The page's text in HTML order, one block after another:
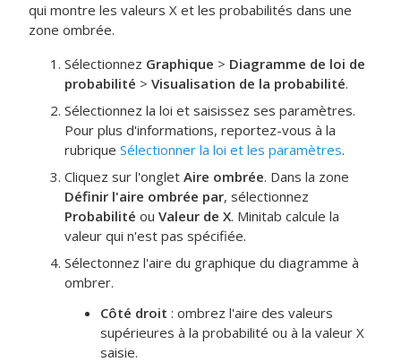
qui montre les valeurs X et les probabilités dans une
zone ombrée.
Sélectionnez Graphique > Diagramme de loi de
probabilité > Visualisation de la probabilité.
Sélectionnez la loi et saisissez ses paramètres.
Pour plus d'informations, reportez-vous à la
rubrique Sélectionner la loi et les paramètres.
Cliquez sur l'onglet Aire ombrée. Dans la zone
Définir l'aire ombrée par, sélectionnez
Probabilité ou Valeur de X. Minitab calcule la
valeur qui n'est pas spécifiée.
Sélectonnez l'aire du graphique du diagramme à
ombrer.
Côté droit : ombrez l'aire des valeurs
supérieures à la probabilité ou à la valeur X
saisie.